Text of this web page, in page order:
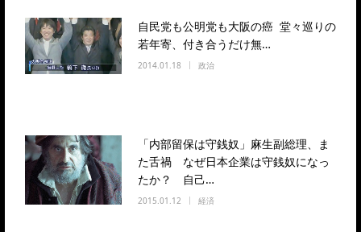
自民党も公明党も大阪の癌 堂々巡りの
若年寄、付き合うだけ無…
2014.01.18 政治
「内部留保は守銭奴」麻生副総理、ま
た舌禍 なぜ日本企業は守銭奴になっ
たか？ 自己…
2015.01.12 経済